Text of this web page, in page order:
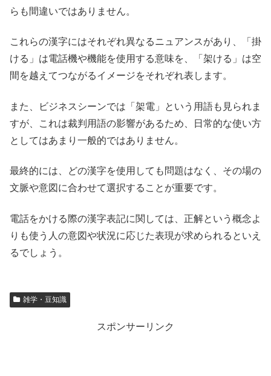
らも間違いではありません。
これらの漢字にはそれぞれ異なるニュアンスがあり、「掛
ける」は電話機や機能を使用する意味を、「架ける」は空
間を越えてつながるイメージをそれぞれ表します。
また、ビジネスシーンでは「架電」という用語も見られま
すが、これは裁判用語の影響があるため、日常的な使い方
としてはあまり一般的ではありません。
最終的には、どの漢字を使用しても問題はなく、その場の
文脈や意図に合わせて選択することが重要です。
電話をかける際の漢字表記に関しては、正解という概念よ
りも使う人の意図や状況に応じた表現が求められるといえ
るでしょう。
雑学・豆知識
スポンサーリンク